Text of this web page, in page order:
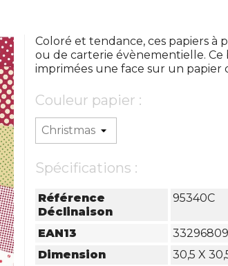
Coloré et tendance, ces papiers à
ou de carterie évènementielle.
imprimées une face sur un papier
Couleur papier :
Spécifications :
Référence
Déclinaison
95340C
EAN13
Dimension
30,5 X